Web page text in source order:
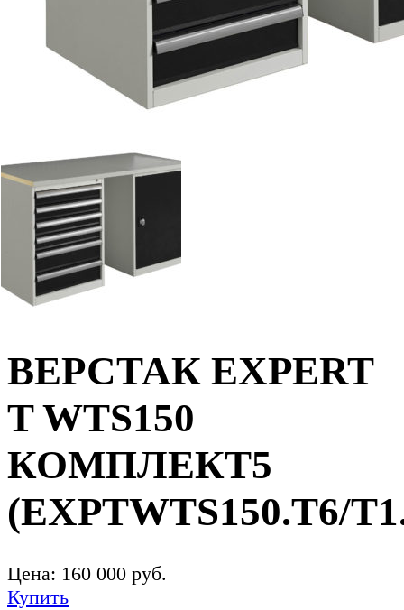
ВЕРСТАК EXPERT
T WTS150
КОМПЛЕКТ5
(EXPTWTS150.T6/
Цена: 160 000 руб.
Купить